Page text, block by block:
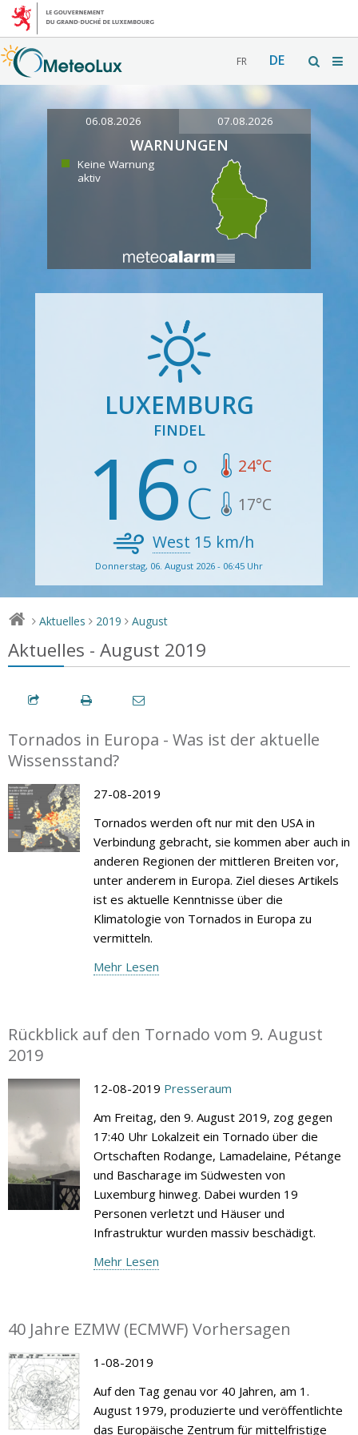
FR DE
06.08.2026 07.08.2026
WARNUNGEN
Keine Warnung
aktiv
LUXEMBURG
FINDEL
16 24°C
17°C
West 15 km/h
Donnerstag, 06. August 2026 - 06:45 Uhr
> Aktuelles > 2019 > August
Aktuelles - August 2019
Tornados in Europa - Was ist der aktuelle
Wissensstand?
27-08-2019
Tornados werden oft nur mit den USA in
Verbindung gebracht, sie kommen aber auch in
anderen Regionen der mittleren Breiten vor,
unter anderem in Europa. Ziel dieses Artikels
ist es aktuelle Kenntnisse über die
Klimatologie von Tornados in Europa zu
vermitteln.
Mehr Lesen
Rückblick auf den Tornado vom 9. August
2019
12-08-2019 Presseraum
Am Freitag, den 9. August 2019, zog gegen
17:40 Uhr Lokalzeit ein Tornado über die
Ortschaften Rodange, Lamadelaine, Pétange
und Bascharage im Südwesten von
Luxemburg hinweg. Dabei wurden 19
Personen verletzt und Häuser und
Infrastruktur wurden massiv beschädigt.
Mehr Lesen
40 Jahre EZMW (ECMWF) Vorhersagen
1-08-2019
Auf den Tag genau vor 40 Jahren, am 1.
August 1979, produzierte und veröffentlichte
das Europäische Zentrum für mittelfristige